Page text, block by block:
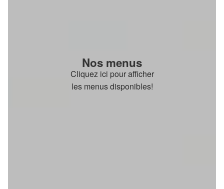
Nos menus
Cliquez ici pour afficher
les menus disponibles!